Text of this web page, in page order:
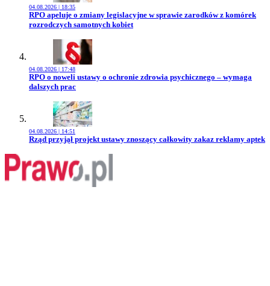
04.08.2026 | 18:35
Przejdź do artykułu:
RPO apeluje o zmiany legislacyjne w sprawie zarodków z komórek
rozrodczych samotnych kobiet
04.08.2026 | 17:48
Przejdź do artykułu:
RPO o noweli ustawy o ochronie zdrowia psychicznego – wymaga
dalszych prac
04.08.2026 | 14:51
Przejdź do artykułu:
Rząd przyjął projekt ustawy znoszący całkowity zakaz reklamy aptek